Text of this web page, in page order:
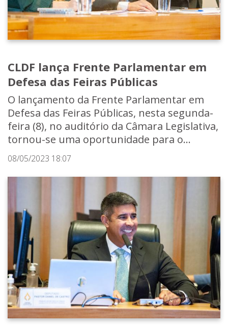
CLDF lança Frente Parlamentar em
Defesa das Feiras Públicas
O lançamento da Frente Parlamentar em
Defesa das Feiras Públicas, nesta segunda-
feira (8), no auditório da Câmara Legislativa,
tornou-se uma oportunidade para o...
08/05/2023 18:07